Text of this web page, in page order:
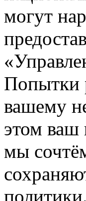
могут
Попытки
вашему
этом ваш
мы